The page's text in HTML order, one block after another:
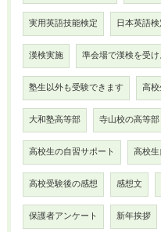
実用英語技能検定 日本英語
漢検実施 準会場で漢検を受け
塾生以外も受験できます 高
大和塾高等部 寺山校の高等部
高校生の自習サポート 高校
高校受験後の感想 感想文
保護者アンケート 新年挨拶